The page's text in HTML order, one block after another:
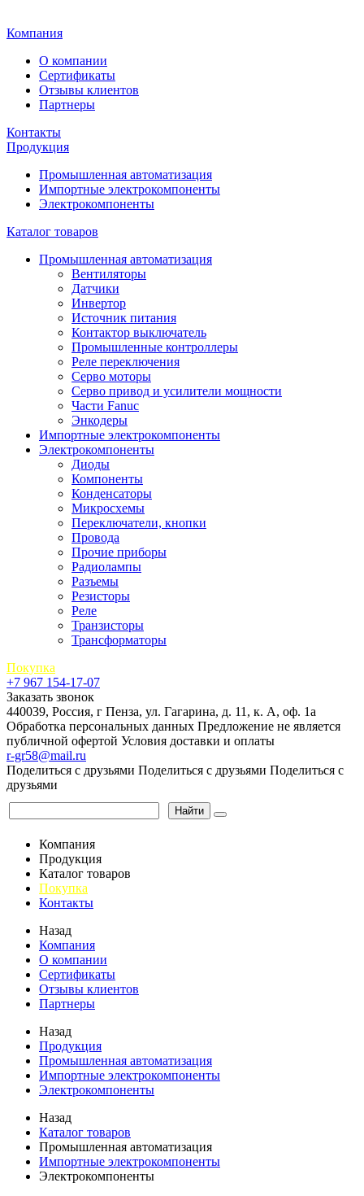
Компания
О компании
Сертификаты
Отзывы клиентов
Партнеры
Контакты
Продукция
Промышленная автоматизация
Импортные электрокомпоненты
Электрокомпоненты
Каталог товаров
Промышленная автоматизация
Вентиляторы
Датчики
Инвертор
Источник питания
Контактор выключатель
Промышленные контроллеры
Реле переключения
Серво моторы
Серво привод и усилители мощности
Части Fanuc
Энкодеры
Импортные электрокомпоненты
Электрокомпоненты
Диоды
Компоненты
Конденсаторы
Микросхемы
Переключатели, кнопки
Провода
Прочие приборы
Радиолампы
Разъемы
Резисторы
Реле
Транзисторы
Трансформаторы
Покупка
+7 967 154-17-07
Заказать звонок
440039, Россия, г Пенза, ул. Гагарина, д. 11, к. А, оф. 1а
Обработка персональных данных Предложение не является
публичной офертой Условия доставки и оплаты
r-gr58@mail.ru
Поделиться с друзьями Поделиться с друзьями Поделиться с
друзьями
Найти
Компания
Продукция
Каталог товаров
Покупка
Контакты
Назад
Компания
О компании
Сертификаты
Отзывы клиентов
Партнеры
Назад
Продукция
Промышленная автоматизация
Импортные электрокомпоненты
Электрокомпоненты
Назад
Каталог товаров
Промышленная автоматизация
Импортные электрокомпоненты
Электрокомпоненты